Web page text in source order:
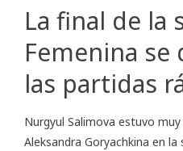
La final de la
Femenina se
las partidas
Nurgyul Salimova estuvo
Aleksandra Goryachkina en